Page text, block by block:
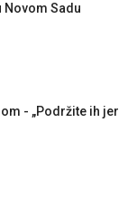
Novom Sadu
- „Podržite ih jer